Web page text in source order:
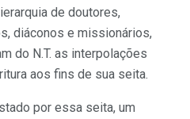
de doutores,
diáconos e missionários,
do N.T. as interpolações
aos fins de sua seita.
por essa seita, um